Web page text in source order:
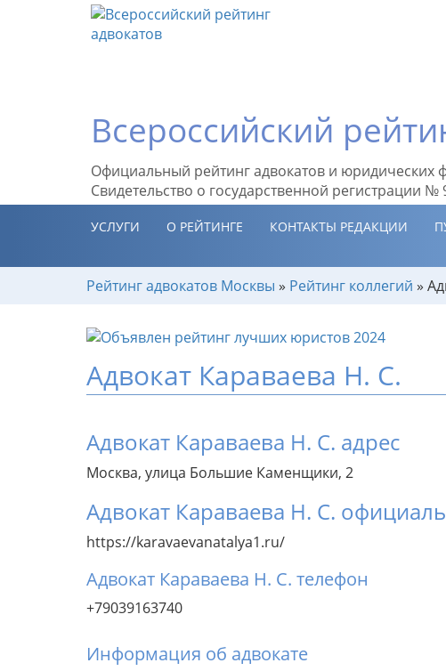
Всероссийский
Официальный рейтинг адвокатов и юридических
Свидетельство о государственной регистрации №
УСЛУГИ О РЕЙТИНГЕ КОНТАКТЫ РЕДАКЦИИ
Рейтинг адвокатов Москвы » Рейтинг коллегий »
Адвокат Караваева Н. С.
Адвокат Караваева Н. С. адрес
Москва, улица Большие Каменщики, 2
Адвокат Караваева Н. С.
https://karavaevanatalya1.ru/
Адвокат Караваева Н. С. телефон
+79039163740
Информация об адвокате